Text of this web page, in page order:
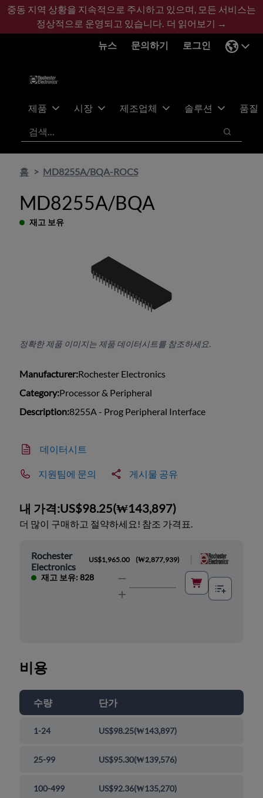
기
콘
바
글
중동 지역 상황을 지속적으로 주시하고 있으며, 모든 서비스는
정상적으로 운영되고 있습니다. 더 읽어보기 →
뉴스
문의하기 로그인
제품 시장 제조업체 솔루션
품질
검색
검색
홈 MD8255A/BQA-ROCS
MD8255A/BQA
재고 보유
정확한 제품 이미지는 제품 데이터시트를 참조하세요.
Manufacturer:Rochester Electronics
Category:Processor & Peripheral
Description:8255A - Prog Peripheral Interface
데이터시트
지원팀에 문의 게시물 공유
내 가격:US$98.25(₩143,897)
더 많이 구매하고 절약하세요! 참조 가격표.
Rochester
Electronics
재고 보유: 828
US$1,965.00 (₩2,877,939)
비용
수량 단가
1-24 US$98.25(₩143,897)
25-99 US$95.30(₩139,576)
100-499 US$92.36(₩135,270)